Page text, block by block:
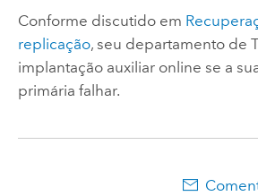
Conforme discutido em
replicação, seu departamento de
implantação auxiliar online se a
primária falhar.